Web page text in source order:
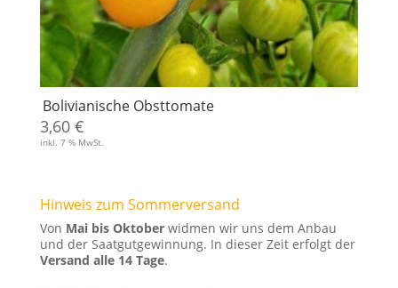
Bolivianische Obsttomate
3,60 €
inkl. 7 % MwSt.
Hinweis zum Sommerversand
Von Mai bis Oktoberwidmen wir uns dem Anbau
und der Saatgutgewinnung. In dieser Zeit erfolgt der
Versand alle 14 Tage.